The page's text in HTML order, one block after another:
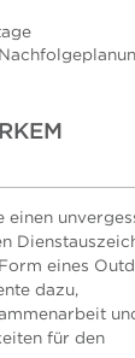
einen
eines
dazu,
für den